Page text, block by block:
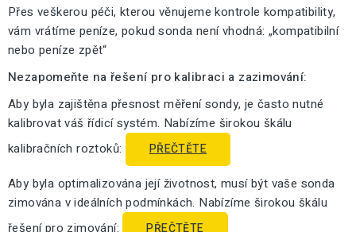
Přes veškerou péči, kterou věnujeme kontrole kompatibility,
vám vrátíme peníze, pokud sonda není vhodná: „kompatibilní
nebo peníze zpět“
Nezapomeňte na řešení pro kalibraci a zazimování:
Aby byla zajištěna přesnost měření sondy, je často nutné
kalibrovat váš řídicí systém. Nabízíme širokou škálu
kalibračních roztoků:
PŘEČTĚTE
Aby byla optimalizována její životnost, musí být vaše sonda
zimována v ideálních podmínkách. Nabízíme širokou škálu
řešení pro zimování:
PŘEČTĚTE